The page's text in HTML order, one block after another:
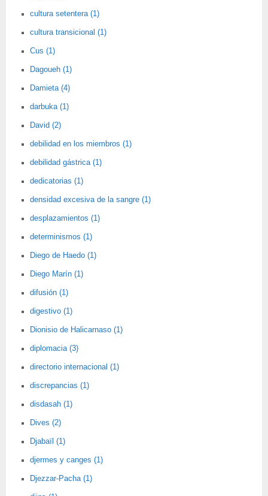
cultura setentera (1)
cultura transicional (1)
Cus (1)
Dagoueh (1)
Damieta (4)
darbuka (1)
David (2)
debilidad en los miembros (1)
debilidad gástrica (1)
dedicatorias (1)
densidad excesiva de la sangre (1)
desplazamientos (1)
determinismos (1)
Diego de Haedo (1)
Diego Marín (1)
difusión (1)
digestivo (1)
Dionisio de Halicarnaso (1)
diplomacia (3)
directorio internacional (1)
discrepancias (1)
disdasah (1)
Dives (2)
Djabaïl (1)
djermes y canges (1)
Djezzar-Pacha (1)